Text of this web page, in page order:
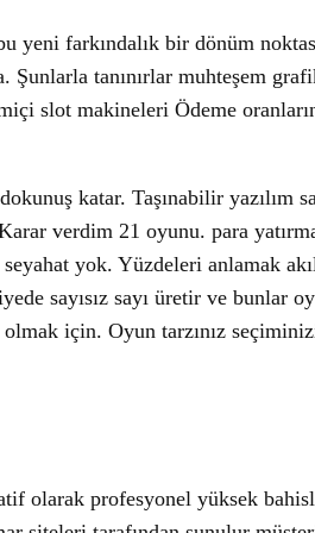
yeni farkındalık bir dönüm
tanınırlar muhteşem
slot makineleri Ödeme
katar. Taşınabilir yazılım
verdim 21 oyunu. para
yok. Yüzdeleri anlamak
sayısız sayı üretir ve bunlar
olmak için. Oyun tarzınız
olarak profesyonel yüksek